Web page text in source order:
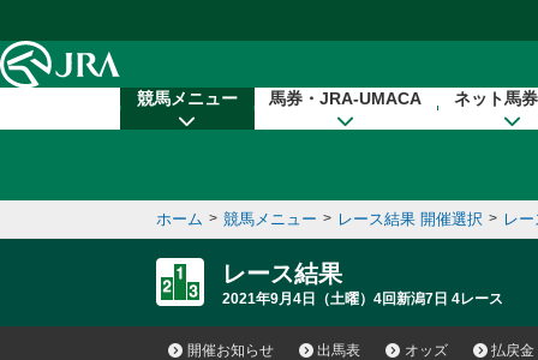
競馬メニュー 馬券・JRA-UMACA ネット馬
ホーム > 競馬メニュー > レース結果 開催選択 > レ
レース結果
2021年9月4日（土曜）4回新潟7日 4レース
開催お知らせ 出馬表 オッズ 払戻金